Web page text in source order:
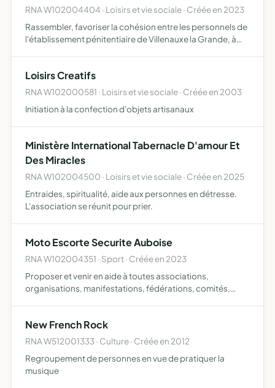
RNA W102004404 · Loisirs et vie sociale · Créée en 2023
Rassembler, favoriser la cohésion entre les personnels de
l'établissement pénitentiaire de Villenauxe la Grande, à
Loisirs Creatifs
RNA W102000581 · Loisirs et vie sociale · Créée en 2003
Initiation à la confection d'objets artisanaux
Ministère International Tabernacle D'amour Et
Des Miracles
RNA W102004500 · Loisirs et vie sociale · Créée en 2025
Entraides, spiritualité, aide aux personnes en détresse.
L'association se réunit pour prier.
Moto Escorte Securite Auboise
RNA W102004351 · Sport · Créée en 2023
Proposer et venir en aide à toutes associations,
organisations, manifestations, fédérations, comités,
de toute na…
New French Rock
RNA W512001333 · Culture · Créée en 2012
Regroupement de personnes en vue de pratiquer la
musique